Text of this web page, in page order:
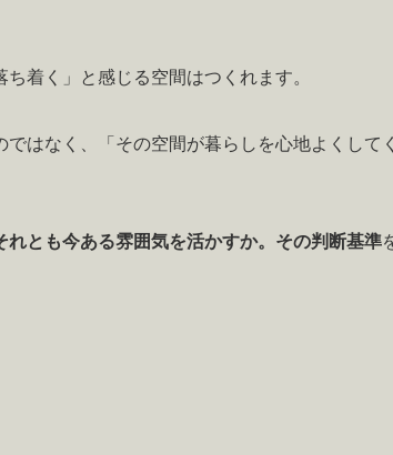
着く」と感じる空間はつくれます。
はなく、「その空間が暮らしを心地よくして
れとも今ある雰囲気を活かすか。その判断基準